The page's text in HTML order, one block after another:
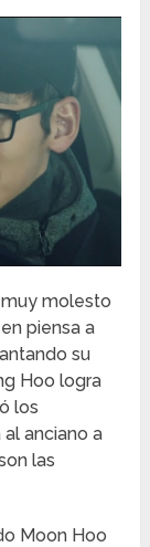
molesto
piensa a
su
Hoo logra
los
anciano a
las
Moon Hoo